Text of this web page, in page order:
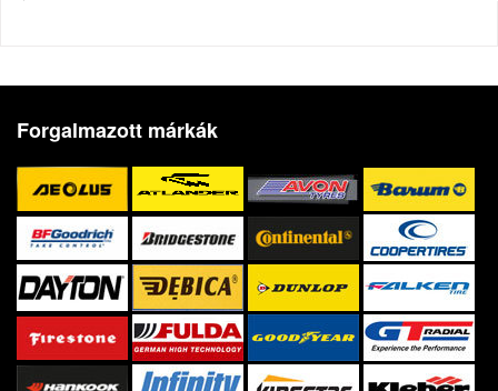
Forgalmazott márkák